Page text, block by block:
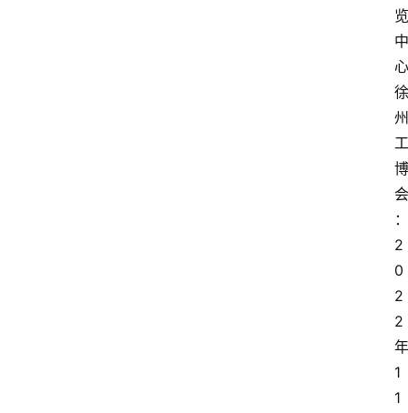
览
中
心
徐
州
工
博
会
：
2
0
2
2
年
1
1